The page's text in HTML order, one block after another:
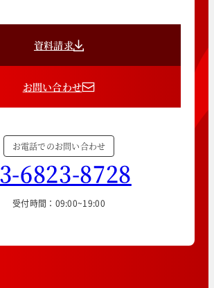
資料請求
お問い合わせ
お電話でのお問い合わせ
6823-8728
受付時間：09:00~19:00